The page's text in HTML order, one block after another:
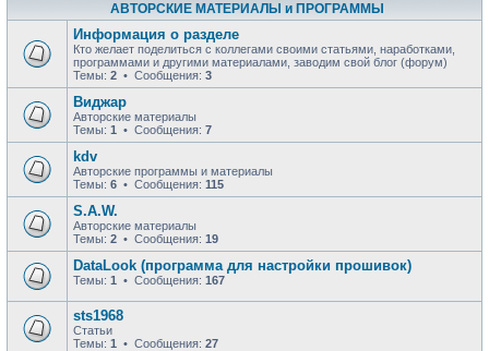
АВТОРСКИЕ МАТЕРИАЛЫ и ПРОГРАММЫ
Информация о разделе
Кто желает поделиться с коллегами своими статьями, наработками,
программами и другими материалами, заводим свой блог (форум)
Темы: 2 • Сообщения: 3
Виджар
Авторские материалы
Темы: 1 • Сообщения: 7
kdv
Авторские программы и материалы
Темы: 6 • Сообщения: 115
S.A.W.
Авторские материалы
Темы: 2 • Сообщения: 19
DataLook (программа для настройки прошивок)
Темы: 1 • Сообщения: 167
sts1968
Статьи
Темы: 1 • Сообщения: 27